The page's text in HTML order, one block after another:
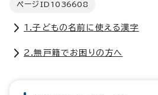
ページID 1036608
1.子どもの名前に使える漢字
2.無戸籍でお困りの方へ